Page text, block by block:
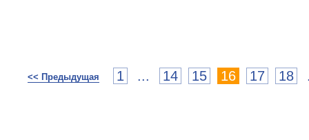
<< Предыдущая 1 ... 14 15 16 17 18